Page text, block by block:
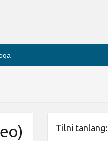
Tilni tanlang: